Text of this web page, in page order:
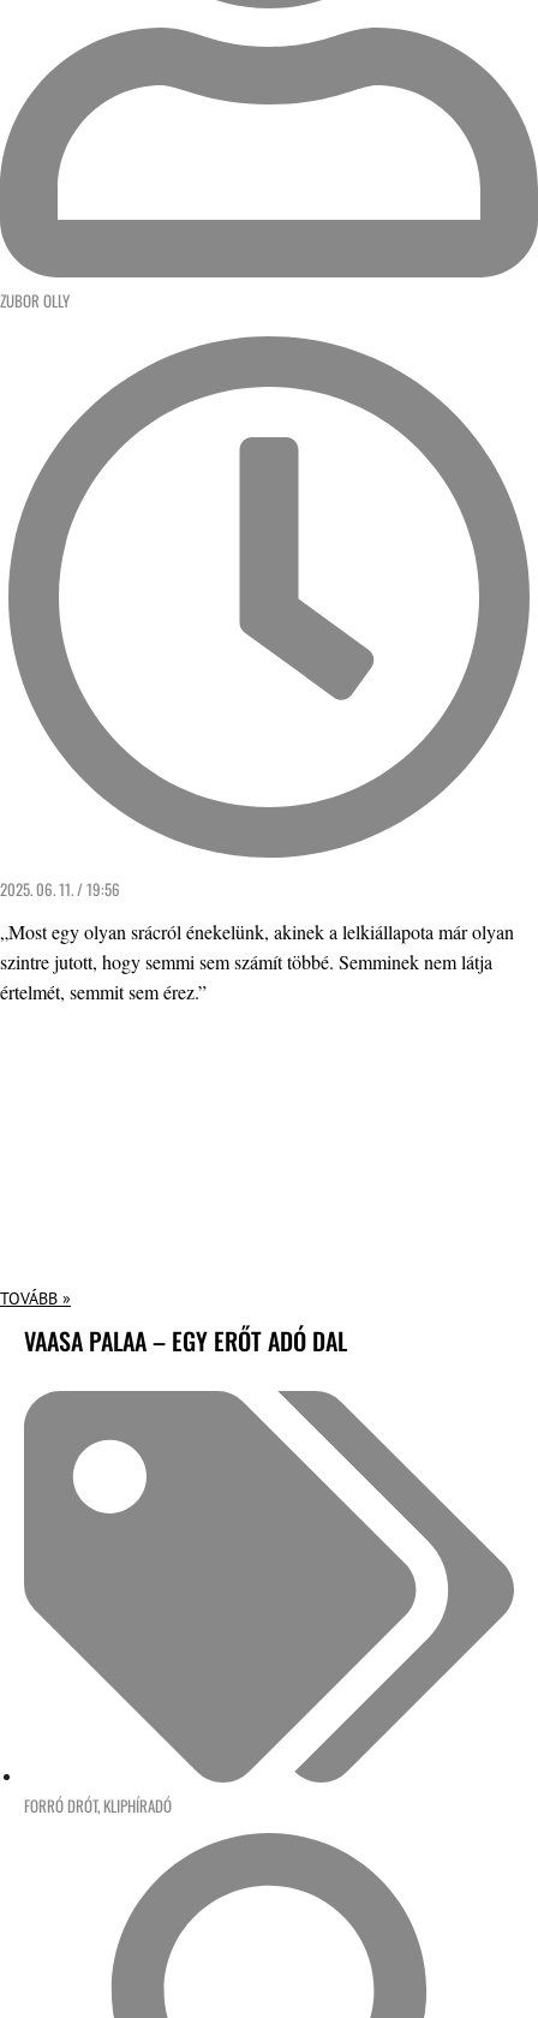
ZUBOR OLLY
2025. 06. 11. / 19:56
„Most egy olyan srácról énekelünk, akinek a lelkiállapota már olyan
szintre jutott, hogy semmi sem számít többé. Semminek nem látja
értelmét, semmit sem érez.”
TOVÁBB »
VAASA PALAA – EGY ERŐT ADÓ DAL
FORRÓ DRÓT, KLIPHÍRADÓ